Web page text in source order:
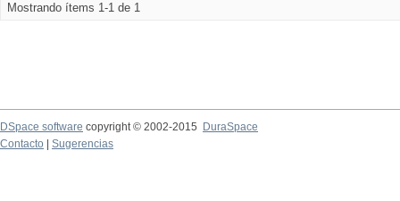
Mostrando ítems 1-1 de 1
DSpace software copyright © 2002-2015
DuraSpace
Contacto
Sugerencias